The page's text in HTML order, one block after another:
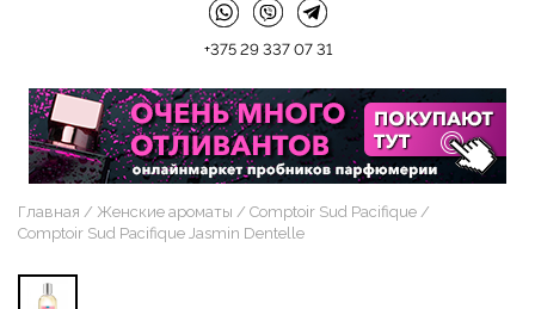
+375 29 337 07 31
Главная Женские ароматы
Comptoir Sud Pacifique
Comptoir Sud Pacifique Jasmin Dentelle